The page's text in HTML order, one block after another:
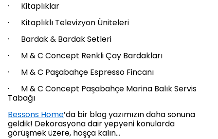
· Kitaplıklar
· Kitaplıklı Televizyon Üniteleri
· Bardak & Bardak Setleri
· M & C Concept Renkli Çay Bardakları
· M & C Paşabahçe Espresso Fincanı
· M & C Concept Paşabahçe Marina Balık Servis
Tabağı
Bessons Home’da bir blog yazımızın daha sonuna
geldik! Dekorasyona dair yepyeni konularda
görüşmek üzere, hoşça kalın…